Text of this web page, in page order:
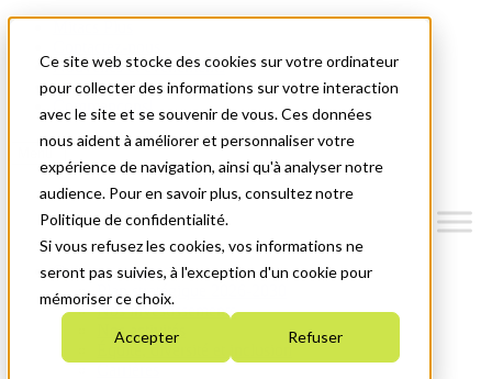
Ce site web stocke des cookies sur votre ordinateur
pour collecter des informations sur votre interaction
avec le site et se souvenir de vous. Ces données
nous aident à améliorer et personnaliser votre
expérience de navigation, ainsi qu'à analyser notre
audience. Pour en savoir plus, consultez notre
Politique de confidentialité.
Si vous refusez les cookies, vos informations ne
seront pas suivies, à l'exception d'un cookie pour
mémoriser ce choix.
Accepter Refuser
Nouvelles et événements
English
Commençons!
Qui nous sommes
Plan stratégique 2026-2030
Nos investissements
Nos activités
Équité, diversité et inclusion